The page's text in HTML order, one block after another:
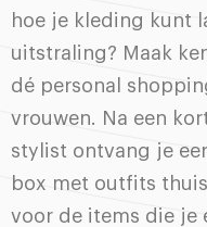
hoe je kleding kunt
uitstraling? Maak
dé personal
vrouwen. Na een
stylist ontvang je
box met outfits
voor de items die je